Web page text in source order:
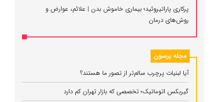
پرکاری پاراتیروئید؛ بیماری خاموش بدن | علائم، عوارض و
روش‌های درمان
مجله پرسون
آیا لبنیات پرچرب سالم‌تر از تصور ما هستند؟
گیربکس اتوماتیک؛ تخصصی که بازار تهران کم دارد